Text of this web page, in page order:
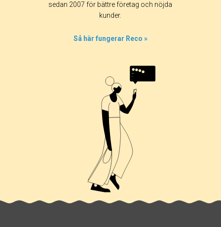
sedan 2007 för bättre företag och nöjda
kunder.
Så här fungerar Reco »